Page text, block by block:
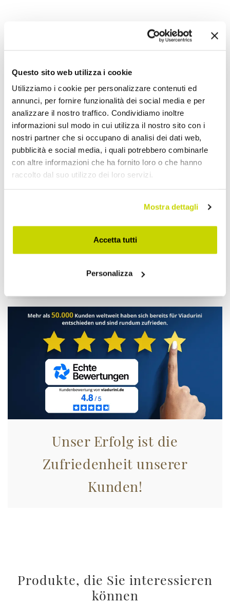
Questo sito web utilizza i cookie
Utilizziamo i cookie per personalizzare contenuti ed
annunci, per fornire funzionalità dei social media e per
analizzare il nostro traffico. Condividiamo inoltre
informazioni sul modo in cui utilizza il nostro sito con i
nostri partner che si occupano di analisi dei dati web,
pubblicità e social media, i quali potrebbero combinarle
con altre informazioni che ha fornito loro o che hanno
raccolto dal suo utilizzo dei loro servizi.
Mostra dettagli
Accetta tutti
Personalizza
Handtuchheizkörper Wasser
Nur für kurze Zeit! Jetzt
zugreifen!
Unser Erfolg ist die
Zufriedenheit unserer
Kunden!
Produkte, die Sie interessieren
können